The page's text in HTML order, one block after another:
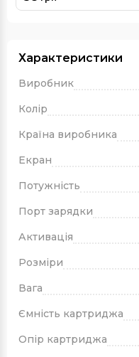
Характеристики
Виробник
Колір
Країна виробника
Екран
Потужність
Порт зарядки
Активація
Розміри
Вага
Ємність картриджа
Опір картриджа